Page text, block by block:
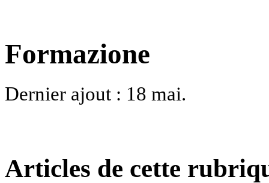
Formazione
Dernier ajout : 18 mai.
Articles de cette